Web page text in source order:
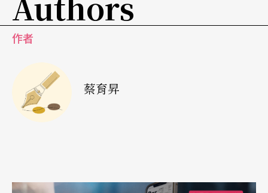
與指揮詮釋，不難發現他對兩者的重視是相同的，
同時也在兩種技巧與理解中，闡釋不同且平衡的音
神層次，與觀眾達到情感上的交流才是藝術的價
值。」
夜」與十一月五日「萬海慈善音樂饗宴」演出兩套
作者
蔡育昇